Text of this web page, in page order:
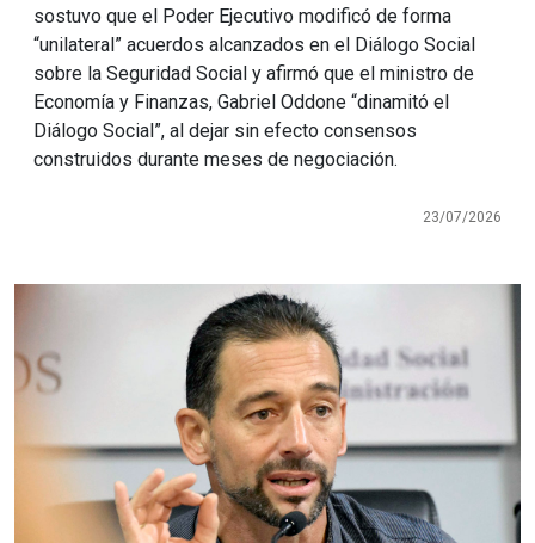
sostuvo que el Poder Ejecutivo modificó de forma
“unilateral” acuerdos alcanzados en el Diálogo Social
sobre la Seguridad Social y afirmó que el ministro de
Economía y Finanzas, Gabriel Oddone “dinamitó el
Diálogo Social”, al dejar sin efecto consensos
construidos durante meses de negociación.
23/07/2026